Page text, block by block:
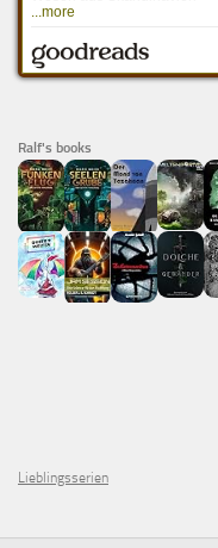
Ralf's books
Lieblingsserien